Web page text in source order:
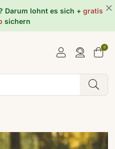
Darum lohnt es sich + gratis
sichern
0